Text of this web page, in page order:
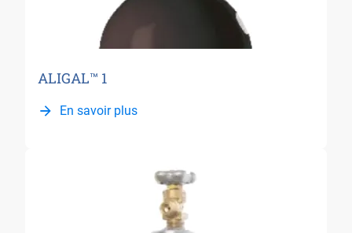
ALIGAL™ 1
En savoir plus